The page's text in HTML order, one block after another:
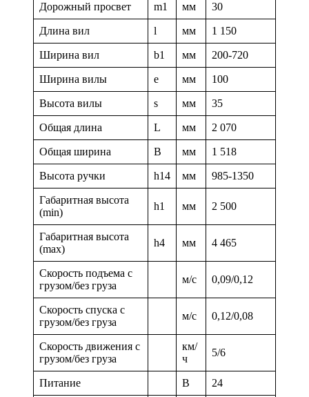
Дорожный просвет m1 мм 30
Длина вил l мм 1 150
Ширина вил b1 мм 200-720
Ширина вилы e мм 100
Высота вилы s мм 35
Общая длина L мм 2 070
Общая ширина B мм 1 518
Высота ручки h14 мм 985-1350
Габаритная высота
(min)
h1 мм 2 500
Габаритная высота
(max)
h4 мм 4 465
Скорость подъема с
грузом/без груза
м/с 0,09/0,12
Скорость спуска с
грузом/без груза
м/с 0,12/0,08
Скорость движения с
грузом/без груза
км/
ч
5/6
Питание В 24